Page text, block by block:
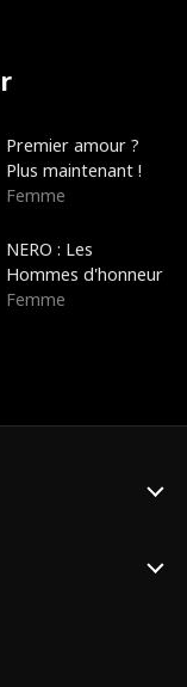
Premier amour ?
Plus maintenant !
Femme
NERO : Les
Hommes d'honneur
Femme